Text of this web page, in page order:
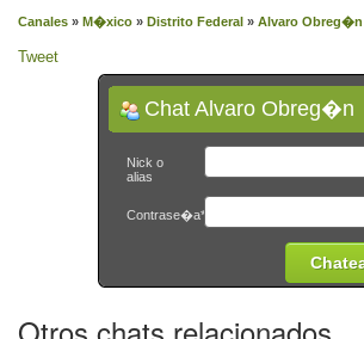
Canales » M�xico » Distrito Federal » Alvaro Obreg�n
Tweet
Chat Alvaro Obreg�n
Nick o
alias
Contrase�a*